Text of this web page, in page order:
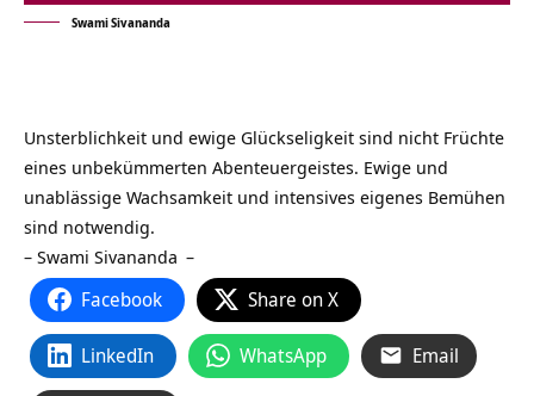
Swami Sivananda
Unsterblichkeit und ewige Glückseligkeit sind nicht Früchte
eines unbekümmerten Abenteuergeistes. Ewige und
unablässige Wachsamkeit und intensives eigenes Bemühen
sind notwendig.
– Swami Sivananda –
Facebook Share on X
LinkedIn WhatsApp Email